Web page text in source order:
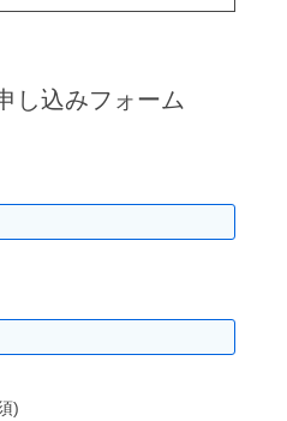
し込みフォーム
)